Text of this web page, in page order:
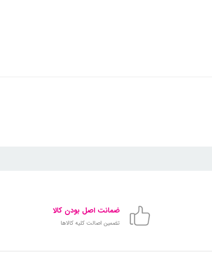
ضمانت اصل بودن کالا
تضمین اصالت کلیه کالاها